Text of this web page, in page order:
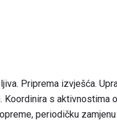
Priprema izvješća.
Koordinira s
periodičku